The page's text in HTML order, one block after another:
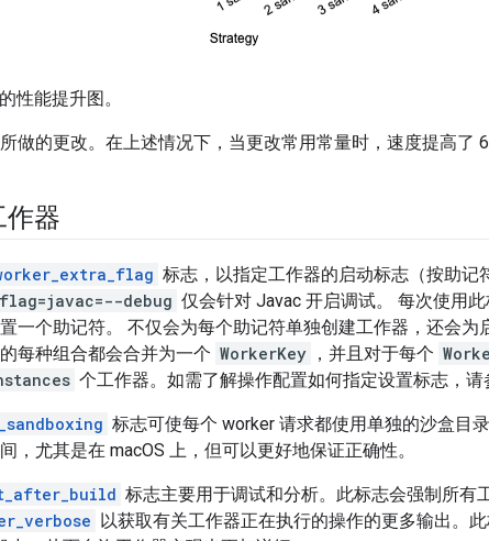
性能提升图。
做的更改。在上述情况下，当更改常用常量时，速度提高了 6
作器
标志，以指定工作器的启动标志（按助记
debug 仅会针对 Javac 开启调试。 每次使用
一个助记符。 不仅会为每个助记符单独创建工作器，还会为
每种组合都会合并为一个 WorkerKey ，并且对于每个
个工作器。如需了解操作配置如何指定设置标志，请
标志可使每个 worker 请求都使用单独的沙盒目
，尤其是在 macOS 上，但可以更好地保证正确性。
标志主要用于调试和分析。此标志会强制所有
以获取有关工作器正在执行的操作的更多输出。